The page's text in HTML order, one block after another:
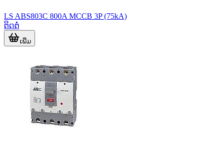
LS ABS803C 800A MCCB 3P (75kA)
ຕິດຕໍ່
ເພີ່ມ